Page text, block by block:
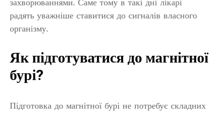
захворюваннями. Саме тому в такі дні лікарі
радять уважніше ставитися до сигналів власного
організму.
Як підготуватися до магнітної
бурі?
Підготовка до магнітної бурі не потребує складних